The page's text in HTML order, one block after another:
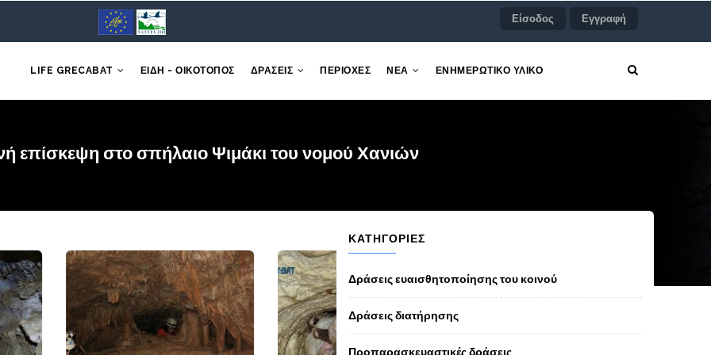
Είσοδος Εγγραφή
LIFE GRECABAT ΕΙΔΗ - ΟΙΚΟΤΟΠΟΣ ΔΡΑΣΕΙΣ ΠΕΡΙΟΧΕΣ ΝΕΑ ΕΝΗΜΕΡΩΤΙΚΟ ΥΛΙΚΟ
επίσκεψη στο σπήλαιο Ψιμάκι του νομού Χανιών
ΚΑΤΗΓΟΡΊΕΣ
Δράσεις ευαισθητοποίησης του κοινού
Δράσεις διατήρησης
Προπαρασκευαστικές δράσεις